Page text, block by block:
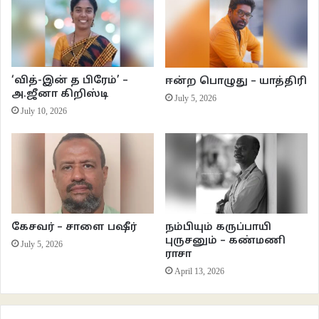
தனது நடவடிக்கைகளில் எந்த வித மாறுதலும் இன்றி படுத்துக்கொண்டாள். அது
அவளின் மாயன் காளை எந்த வித அசைவும் இல்லாது குளத்துக்கரையில்
படுத்திருந்ததைப் போன்று இருந்தது. காளையை பிடிப்பது ஒரு வித கர்வம்
என்றால் வளர்ப்பு காளை பிடிபடவில்லை என்ற கர்வமும் அதை விட அதிகம். அது
களத்திற்கு வெளியே வரை வரும். பகையோ வன்மமோ ஜாதியமோ ஒரு போதும்
களத்தில் எடுபடாது. அங்கு வளர்ப்பும் வீரமும்தான் எடுபடும். ஒருவன் வாழ்நாளில்
போதும்.. அவனை கண்கொண்டு அலையும் பகை இறுதி நாட்கள் வரை சுற்றிக்
கொண்டே தான் இருக்கும். அதை எதிர்கொள்ள அவன் தயார் ஆவது எல்லாம்
கிடையாது அது அவனின் வாழ்க்கை முறை.. ஆனால் ஒன்று தெரியும் “ரத்தம்
சிந்தி சூடேறி நிற்கும் களம் ஒரு போதும் காளையின் குருதியை ருசித்தது
களத்தின் பகை காரணமாக காணாமல் போன தவசிக்கு பின் அவர் வளர்த்த
மாயன் காளையின் பிடியை யாராலும் கைக்கொள்ள முடியவில்லை.. வனத்திற்கு
அந்த செய்தி கேட்டதுதான் மிச்சம் அவள் எப்படி குளத்துக்கரைக்கு வந்து
‘வித்-இன் த பிரேம்’ –
அ.ஜீனா கிறிஸ்டி
July 10, 2026
ஈன்ற பொழுது – யாத்திரி
July 5, 2026
கேசவர் – சாளை பஷீர்
July 5, 2026
நம்பியும் கருப்பாயி
புருசனும் – கண்மணி
ராசா
April 13, 2026